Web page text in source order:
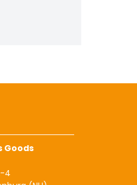
Goods
4